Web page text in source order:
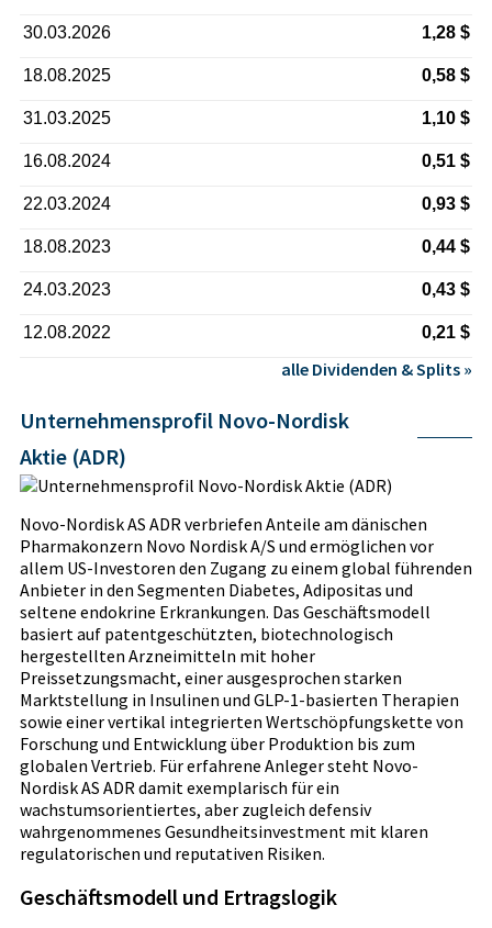
30.03.2026 1,28 $
18.08.2025 0,58 $
31.03.2025 1,10 $
16.08.2024 0,51 $
22.03.2024 0,93 $
18.08.2023 0,44 $
24.03.2023 0,43 $
12.08.2022 0,21 $
alle Dividenden & Splits »
Unternehmensprofil Novo-Nordisk
Aktie (ADR)
Novo-Nordisk AS ADR verbriefen Anteile am dänischen
Pharmakonzern Novo Nordisk A/S und ermöglichen vor
allem US-Investoren den Zugang zu einem global führenden
Anbieter in den Segmenten Diabetes, Adipositas und
seltene endokrine Erkrankungen. Das Geschäftsmodell
basiert auf patentgeschützten, biotechnologisch
hergestellten Arzneimitteln mit hoher
Preissetzungsmacht, einer ausgesprochen starken
Marktstellung in Insulinen und GLP-1-basierten Therapien
sowie einer vertikal integrierten Wertschöpfungskette von
Forschung und Entwicklung über Produktion bis zum
globalen Vertrieb. Für erfahrene Anleger steht Novo-
Nordisk AS ADR damit exemplarisch für ein
wachstumsorientiertes, aber zugleich defensiv
wahrgenommenes Gesundheitsinvestment mit klaren
regulatorischen und reputativen Risiken.
Geschäftsmodell und Ertragslogik